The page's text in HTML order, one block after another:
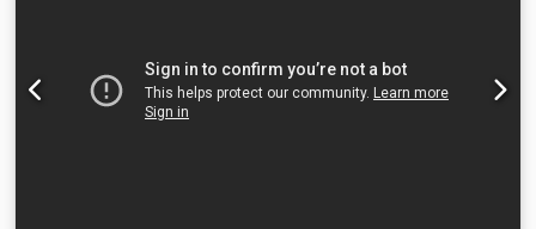
delicadas con micropartículas hasta limpiezas agresivas
sobre superficies exigentes. El molino patentado de hielo
seco IS 10 le permite triturar los pellets de hielo seco de 3